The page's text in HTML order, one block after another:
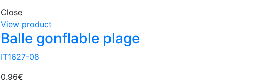
Close
View product
Balle gonflable plage
IT1627-08
0.96€